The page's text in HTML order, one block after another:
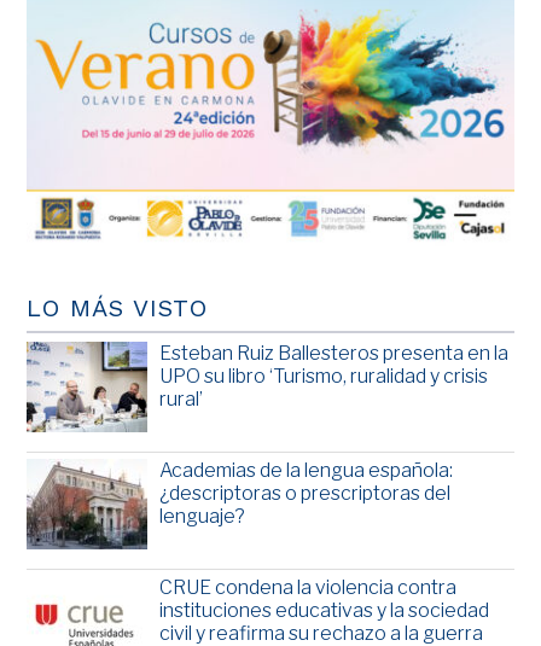
LO MÁS VISTO
Esteban Ruiz Ballesteros presenta en la
UPO su libro ‘Turismo, ruralidad y crisis
rural’
Academias de la lengua española:
¿descriptoras o prescriptoras del
lenguaje?
CRUE condena la violencia contra
instituciones educativas y la sociedad
civil y reafirma su rechazo a la guerra